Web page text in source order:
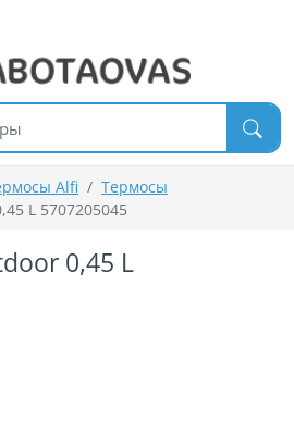
Alfi
Термосы
L 5707205045
0,45 L